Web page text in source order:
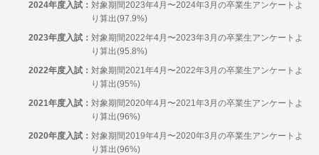
2024年度入試： 対象期間2023年4月〜2024年3月の卒業生アンケートよ
り算出(97.9%)
2023年度入試： 対象期間2022年4月〜2023年3月の卒業生アンケートよ
り算出(95.8%)
2022年度入試： 対象期間2021年4月〜2022年3月の卒業生アンケートよ
り算出(95%)
2021年度入試： 対象期間2020年4月〜2021年3月の卒業生アンケートよ
り算出(96%)
2020年度入試： 対象期間2019年4月〜2020年3月の卒業生アンケートよ
り算出(96%)